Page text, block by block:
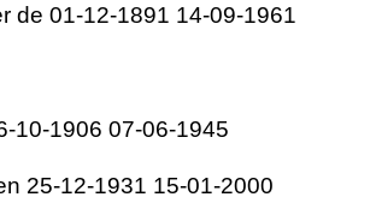
de 01-12-1891 14-09-1961
10-1906 07-06-1945
25-12-1931 15-01-2000